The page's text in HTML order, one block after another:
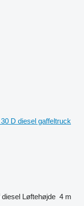
D diesel gaffeltruck
diesel Løftehøjde 4 m